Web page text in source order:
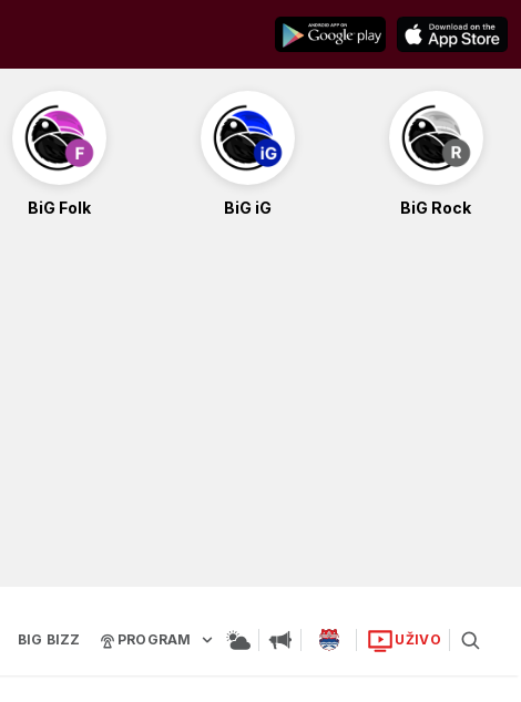
BiG Folk BiG iG BiG Rock
BIG BIZZ PROGRAM UŽIVO